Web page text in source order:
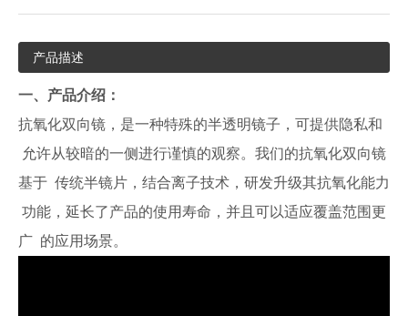
产品描述
一、产品介绍：
抗氧化双向镜，是一种特殊的半透明镜子，可提供隐私和
允许从较暗的一侧进行谨慎的观察。我们的抗氧化双向镜
基于 传统半镜片，结合离子技术，研发升级其抗氧化能力
功能，延长了产品的使用寿命，并且可以适应覆盖范围更
广 的应用场景。